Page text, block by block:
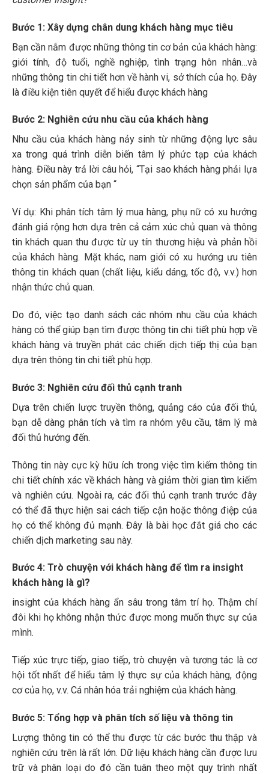
Bước 1: Xây dựng chân dung khách hàng mục tiêu
Bạn cần nắm được những thông tin cơ bản của khách hàng:
giới tính, độ tuổi, nghề nghiệp, tình trạng hôn nhân…và
những thông tin chi tiết hơn về hành vi, sở thích của họ. Đây
là điều kiện tiên quyết để hiểu được khách hàng
Bước 2: Nghiên cứu nhu cầu của khách hàng
Nhu cầu của khách hàng nảy sinh từ những động lực sâu
xa trong quá trình diễn biến tâm lý phức tạp của khách
hàng. Điều này trả lời câu hỏi, “Tại sao khách hàng phải lựa
chọn sản phẩm của bạn “
Ví dụ: Khi phân tích tâm lý mua hàng, phụ nữ có xu hướng
đánh giá rộng hơn dựa trên cả cảm xúc chủ quan và thông
tin khách quan thu được từ uy tín thương hiệu và phản hồi
của khách hàng. Mặt khác, nam giới có xu hướng ưu tiên
thông tin khách quan (chất liệu, kiểu dáng, tốc độ, v.v.) hơn
nhận thức chủ quan.
Do đó, việc tạo danh sách các nhóm nhu cầu của khách
hàng có thể giúp bạn tìm được thông tin chi tiết phù hợp về
khách hàng và truyền phát các chiến dịch tiếp thị của bạn
dựa trên thông tin chi tiết phù hợp.
Bước 3: Nghiên cứu đối thủ cạnh tranh
Dựa trên chiến lược truyền thông, quảng cáo của đối thủ,
bạn dễ dàng phân tích và tìm ra nhóm yêu cầu, tâm lý mà
đối thủ hướng đến.
Thông tin này cực kỳ hữu ích trong việc tìm kiếm thông tin
chi tiết chính xác về khách hàng và giảm thời gian tìm kiếm
và nghiên cứu. Ngoài ra, các đối thủ cạnh tranh trước đây
có thể đã thực hiện sai cách tiếp cận hoặc thông điệp của
họ có thể không đủ mạnh. Đây là bài học đắt giá cho các
chiến dịch marketing sau này.
Bước 4: Trò chuyện với khách hàng để tìm ra insight
khách hàng là gì?
insight của khách hàng ẩn sâu trong tâm trí họ. Thậm chí
đôi khi họ không nhận thức được mong muốn thực sự của
mình.
Tiếp xúc trực tiếp, giao tiếp, trò chuyện và tương tác là cơ
hội tốt nhất để hiểu tâm lý thực sự của khách hàng, động
cơ của họ, v.v. Cá nhân hóa trải nghiệm của khách hàng.
Bước 5: Tổng hợp và phân tích số liệu và thông tin
Lượng thông tin có thể thu được từ các bước thu thập và
nghiên cứu trên là rất lớn. Dữ liệu khách hàng cần được lưu
trữ và phân loại do đó cần tuân theo một quy trình nhất